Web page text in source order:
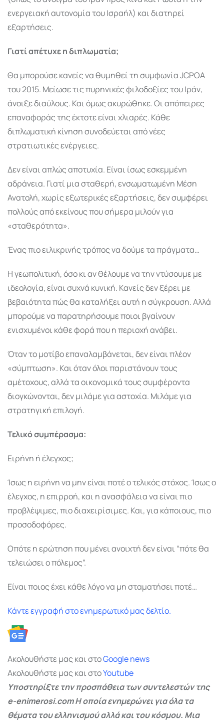
ενεργειακή αυτονομία του Ισραήλ) και διατηρεί
εξαρτήσεις.
Γιατί απέτυχε η διπλωματία;
Θα μπορούσε κανείς να θυμηθεί τη συμφωνία JCPOA
του 2015. Μείωσε τις πυρηνικές φιλοδοξίες του Ιράν,
άνοιξε διαύλους. Και όμως ακυρώθηκε. Οι απόπειρες
επαναφοράς της έκτοτε είναι χλιαρές. Κάθε
διπλωματική κίνηση συνοδεύεται από νέες
στρατιωτικές ενέργειες.
Δεν είναι απλώς αποτυχία. Είναι ίσως εσκεμμένη
αδράνεια. Γιατί μια σταθερή, ενσωματωμένη Μέση
Ανατολή, χωρίς εξωτερικές εξαρτήσεις, δεν συμφέρει
πολλούς από εκείνους που σήμερα μιλούν για
«σταθερότητα».
Ένας πιο ειλικρινής τρόπος να δούμε τα πράγματα…
Η γεωπολιτική, όσο κι αν θέλουμε να την ντύσουμε με
ιδεολογία, είναι συχνά κυνική. Κανείς δεν ξέρει με
βεβαιότητα πώς θα καταλήξει αυτή η σύγκρουση. Αλλά
μπορούμε να παρατηρήσουμε ποιοι βγαίνουν
ενισχυμένοι κάθε φορά που η περιοχή ανάβει.
Όταν το μοτίβο επαναλαμβάνεται, δεν είναι πλέον
«σύμπτωση». Και όταν όλοι παριστάνουν τους
αμέτοχους, αλλά τα οικονομικά τους συμφέροντα
διογκώνονται, δεν μιλάμε για αστοχία. Μιλάμε για
στρατηγική επιλογή.
Τελικό συμπέρασμα:
Ειρήνη ή έλεγχος;
Ίσως η ειρήνη να μην είναι ποτέ ο τελικός στόχος. Ίσως ο
έλεγχος, η επιρροή, και η ανασφάλεια να είναι πιο
προβλέψιμες, πιο διαχειρίσιμες. Και, για κάποιους, πιο
προσοδοφόρες.
Οπότε η ερώτηση που μένει ανοιχτή δεν είναι “πότε θα
τελειώσει ο πόλεμος”.
Είναι ποιος έχει κάθε λόγο να μη σταματήσει ποτέ…
Κάντε εγγραφή στο ενημερωτικό μας δελτίο.
Ακολουθήστε μας και στοGooglenews
Ακολουθήστε μας και στοYoutube
Υποστηρίξτε την προσπάθεια των συντελεστών της
e-enimerosi.com Η οποία ενημερώνει για όλα τα
θέματα του ελληνισμού αλλά και του κόσμου. Μια